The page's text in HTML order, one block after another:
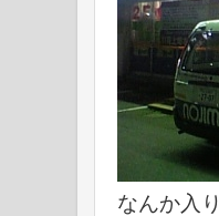
なんか入